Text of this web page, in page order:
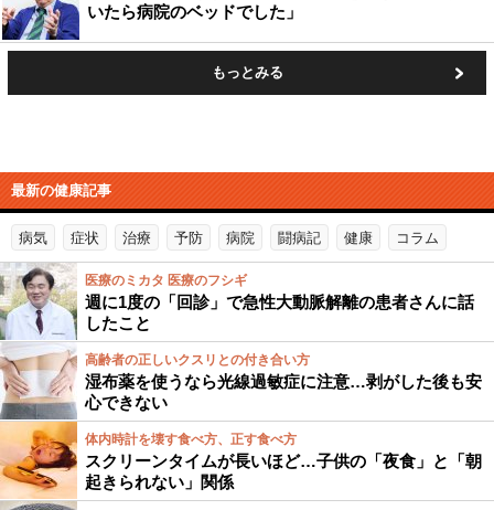
いたら病院のベッドでした」
もっとみる
最新の健康記事
病気 症状 治療 予防 病院 闘病記 健康 コラム
医療のミカタ 医療のフシギ
週に1度の「回診」で急性大動脈解離の患者さんに話
したこと
高齢者の正しいクスリとの付き合い方
湿布薬を使うなら光線過敏症に注意…剥がした後も安
心できない
体内時計を壊す食べ方、正す食べ方
スクリーンタイムが長いほど…子供の「夜食」と「朝
起きられない」関係